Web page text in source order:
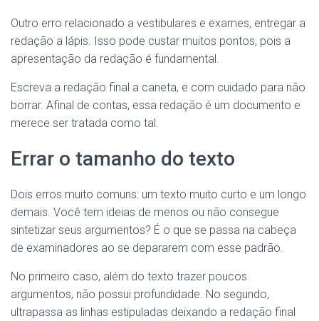
Outro erro relacionado a vestibulares e exames, entregar a
redação a lápis. Isso pode custar muitos pontos, pois a
apresentação da redação é fundamental.
Escreva a redação final a caneta, e com cuidado para não
borrar. Afinal de contas, essa redação é um documento e
merece ser tratada como tal.
Errar o tamanho do texto
Dois erros muito comuns: um texto muito curto e um longo
demais. Você tem ideias de menos ou não consegue
sintetizar seus argumentos? É o que se passa na cabeça
de examinadores ao se depararem com esse padrão.
No primeiro caso, além do texto trazer poucos
argumentos, não possui profundidade. No segundo,
ultrapassa as linhas estipuladas deixando a redação final